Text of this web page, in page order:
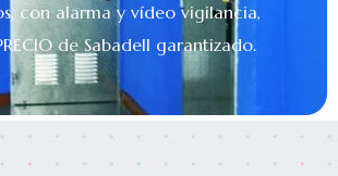
con alarma y vídeo vigilancia,
de Sabadell garantizado.